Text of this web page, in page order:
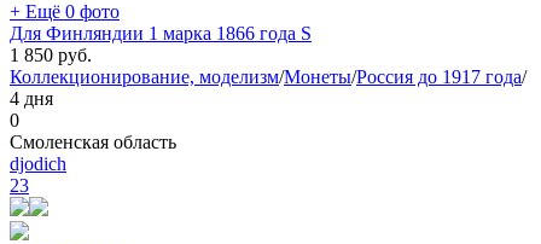
+ Ещё 0 фото
Для Финляндии 1 марка 1866 года S
1 850 руб.
Коллекционирование, моделизм/Монеты/Россия до 1917 года/
4 дня
0
Смоленская область
djodich
23